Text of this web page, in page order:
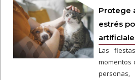
Protege
estrés
Las
momentos